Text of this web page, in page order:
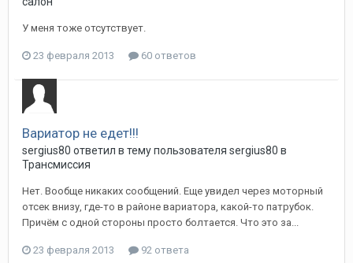
У меня тоже отсутствует.
23 февраля 2013 60 ответов
Вариатор не едет!!!
sergius80 ответил в тему пользователя sergius80 в
Трансмиссия
Нет. Вообще никаких сообщений. Еще увидел через моторный
отсек внизу, где-то в районе вариатора, какой-то патрубок.
Причём с одной стороны просто болтается. Что это за...
23 февраля 2013 92 ответа